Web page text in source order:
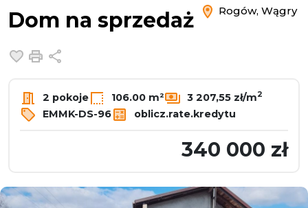
Dom na sprzedaż Rogów, Wągry
Dodaj do ulubionych
Drukuj
2 pokoje 106.00 m² 3 207,55 zł/m2
EMMK-DS-96 oblicz.rate.kredytu
340 000 zł